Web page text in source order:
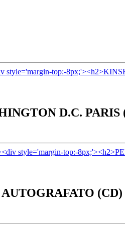
D.C. PARIS
(CD)